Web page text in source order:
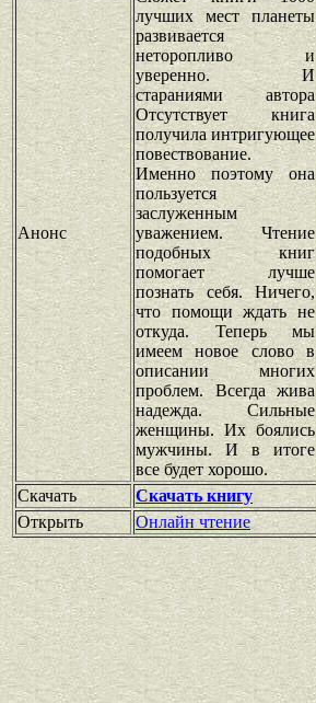
Анонс
лучших мест планеты
развивается
неторопливо и
уверенно. И
стараниями автора
Отсутствует книга
получила интригующее
повествование.
Именно поэтому она
пользуется
заслуженным
уважением. Чтение
подобных книг
помогает лучше
познать себя. Ничего,
что помощи ждать не
откуда. Теперь мы
имеем новое слово в
описании многих
проблем. Всегда жива
надежда. Сильные
женщины. Их боялись
мужчины. И в итоге
все будет хорошо.
Скачать
Скачать книгу
Открыть
Онлайн чтение